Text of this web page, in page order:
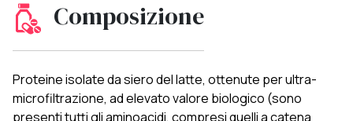
Composizione
Proteine isolate da siero del latte, ottenute per ultra-
microfiltrazione, ad elevato valore biologico (sono
presenti tutti gli aminoacidi, compresi quelli a catena